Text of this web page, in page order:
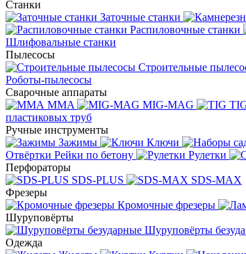
Станки
Заточные станки
Распиловочные станки
Шлифовальные станки
Пылесосы
Строительные
Роботы-пылесосы
Сварочные аппараты
MMA
MIG-MAG
пластиковых труб
Ручные инструменты
Зажимы
Ключи
Отвёртки Рейки по бетону Рулетки
Перфораторы
SDS-PLUS
SDS-MAX
Фрезеры
Кромочные фрезеры
Шуруповёрты
Шуруповёрты
Одежда